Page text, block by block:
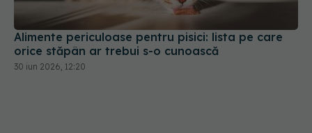
Alimente periculoase pentru pisici: lista pe care
orice stăpân ar trebui s-o cunoască
30 iun 2026, 12:20